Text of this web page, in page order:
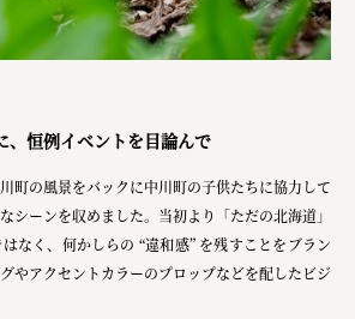
、恒例イベントを目論んで
町の風景をバックに中川町の子供たちに協力して
シーンを収めました。当初より「ただの北海道」
はなく、何かしらの “違和感” を残すことをブラン
やアクセントカラーのプロップなどを配したビジ